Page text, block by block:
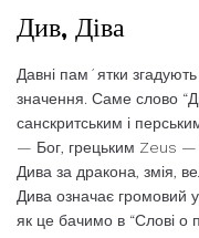
Див, Діва
Давні пам´ятки
значення. Саме слово
санскритським і
— Бог, грецьким Zeus —
Дива за дракона, змія,
Дива означає громовий
як це бачимо в “Слові о